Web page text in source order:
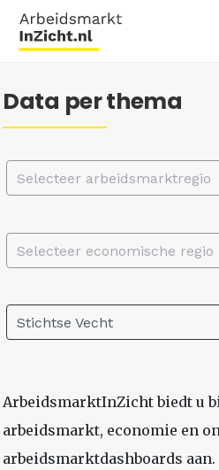
Data per thema
Selecteer arbeidsmarktregio
Selecteer economische regio
Stichtse Vecht
ArbeidsmarktInZicht biedt u
arbeidsmarkt, economie en
arbeidsmarktdashboards